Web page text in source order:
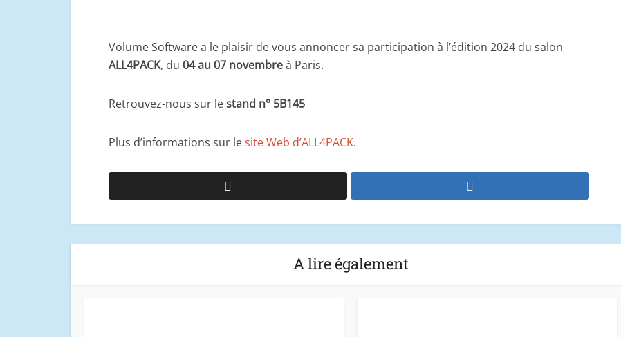
Volume Software a le plaisir de vous annoncer sa participation à l’édition 2024 du salon
ALL4PACK, du 04 au 07 novembreà Paris.
Retrouvez-nous sur lestand n° 5B145
Plus d’informations sur lesite Web d’ALL4PACK.
A lire également